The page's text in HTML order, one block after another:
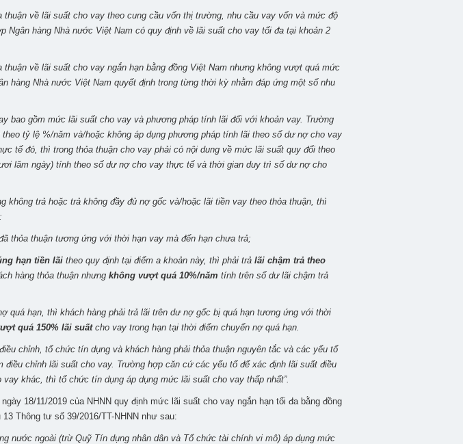
thuận về lãi suất cho vay theo cung cầu vốn thị trường, nhu cầu vay vốn và mức độ
Ngân hàng Nhà nước Việt Nam có quy định về lãi suất cho vay tối đa tại khoản 2
về lãi suất cho vay ngắn hạn bằng đồng Việt Nam nhưng không vượt quá mức
hàng Nhà nước Việt Nam quyết định trong từng thời kỳ nhằm đáp ứng một số nhu
bao gồm mức lãi suất cho vay và phương pháp tính lãi đối với khoản vay. Trường
tỷ lệ %/năm và/hoặc không áp dụng phương pháp tính lãi theo số dư nợ cho vay
tế đó, thì trong thỏa thuận cho vay phải có nội dung về mức lãi suất quy đổi theo
lăm ngày) tính theo số dư nợ cho vay thực tế và thời gian duy trì số dư nợ cho
không trả hoặc trả không đầy đủ nợ gốc và/hoặc lãi tiền vay theo thỏa thuận, thì
thỏa thuận tương ứng với thời hạn vay mà đến hạn chưa trả;
hạn tiền lãi theo quy định tại điểm a khoản này, thì phải trả lãi chậm trả theo
hàng thỏa thuận nhưng không vượt quá 10%/năm tính trên số dư lãi chậm trả
quá hạn, thì khách hàng phải trả lãi trên dư nợ gốc bị quá hạn tương ứng với thời
quá 150% lãi suất cho vay trong hạn tại thời điểm chuyển nợ quá hạn.
chỉnh, tổ chức tín dụng và khách hàng phải thỏa thuận nguyên tắc và các yếu tố
điều chỉnh lãi suất cho vay. Trường hợp căn cứ các yếu tố để xác định lãi suất điều
khác, thì tổ chức tín dụng áp dụng mức lãi suất cho vay thấp nhất”.
18/11/2019 của NHNN quy định mức lãi suất cho vay ngắn hạn tối đa bằng đồng
13 Thông tư số 39/2016/TT-NHNN như sau:
nước ngoài (trừ Quỹ Tín dụng nhân dân và Tổ chức tài chính vi mô) áp dụng mức